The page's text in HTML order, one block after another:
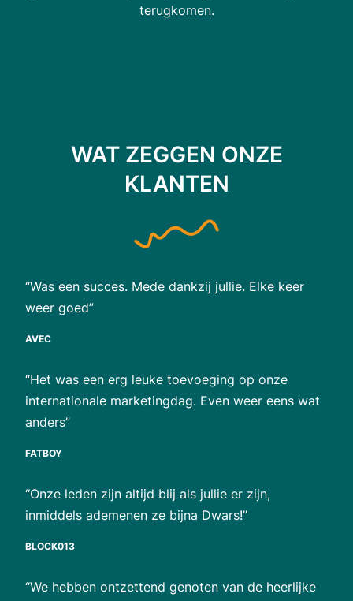
terugkomen.
WAT ZEGGEN ONZE
KLANTEN
“Was een succes. Mede dankzij jullie. Elke keer
weer goed”
AVEC
“Het was een erg leuke toevoeging op onze
internationale marketingdag. Even weer eens wat
anders”
FATBOY
“Onze leden zijn altijd blij als jullie er zijn,
inmiddels ademenen ze bijna Dwars!”
BLOCK013
“We hebben ontzettend genoten van de heerlijke